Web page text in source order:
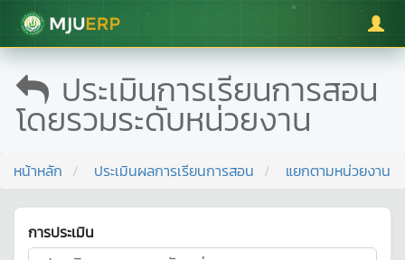
มหาวิทยาลัยแม่โจ้
ประเมินการเรียนการสอน
โดยรวมระดับหน่วยงาน
หน้าหลัก ประเมินผลการเรียนการสอน แยกตามหน่วยงาน
การประเมิน